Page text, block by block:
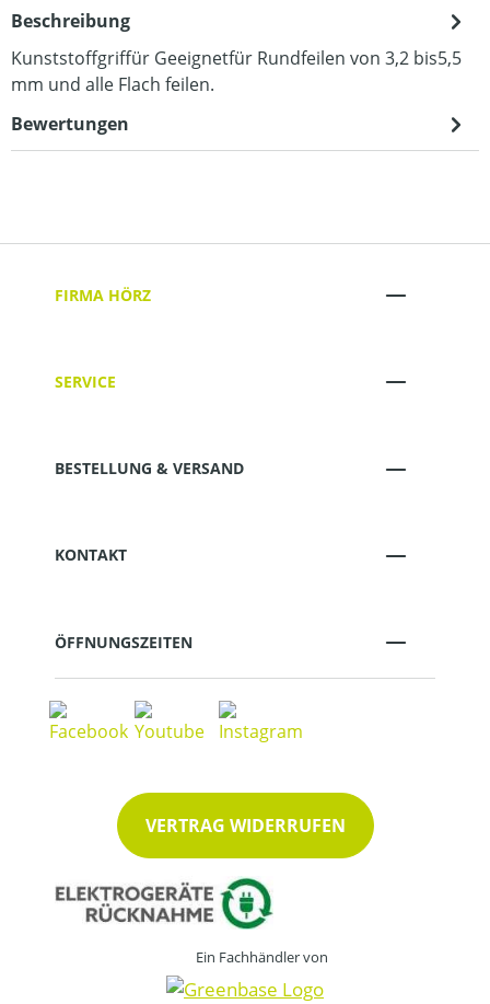
Beschreibung
Kunststoffgriffür Geeignetfür Rundfeilen von 3,2 bis5,5
mm und alle Flach feilen.
Bewertungen
FIRMA HÖRZ
SERVICE
BESTELLUNG & VERSAND
KONTAKT
ÖFFNUNGSZEITEN
VERTRAG WIDERRUFEN
Ein Fachhändler von